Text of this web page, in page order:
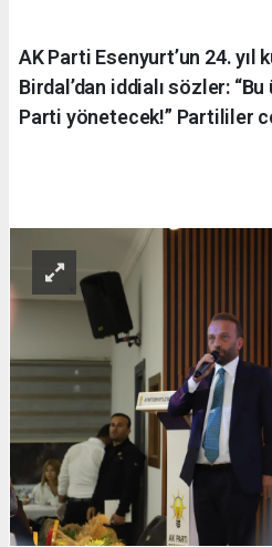
AK Parti Esenyurt’un 24. yıl
Birdal’dan iddialı sözler:
Parti yönetecek!” Partililer